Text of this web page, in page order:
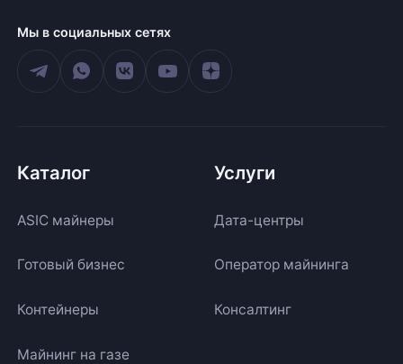
Мы в социальных сетях
Каталог
ASIC майнеры
Готовый бизнес
Контейнеры
Майнинг на газе
Услуги
Дата-центры
Оператор майнинга
Консалтинг